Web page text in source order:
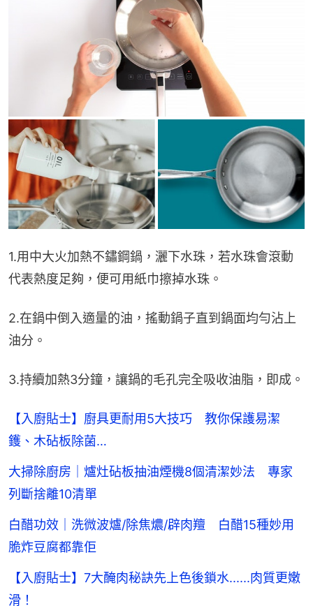
1.用中大火加熱不鏽鋼鍋，灑下水珠，若水珠會滾動
代表熱度足夠，便可用紙巾擦掉水珠。
2.在鍋中倒入適量的油，搖動鍋子直到鍋面均勻沾上
油分。
3.持續加熱3分鐘，讓鍋的毛孔完全吸收油脂，即成。
【入廚貼士】廚具更耐用5大技巧 教你保護易潔
鑊、木砧板除菌…
大掃除廚房｜爐灶砧板抽油煙機8個清潔妙法 專家
列斷捨離10清單
白醋功效｜洗微波爐/除焦燶/辟肉羶 白醋15種妙用
脆炸豆腐都靠佢
【入廚貼士】7大醃肉秘訣先上色後鎖水......肉質更嫩
滑！